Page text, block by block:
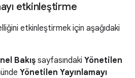
etkinleştirme
etkinleştirmek için aşağıdaki
Bakış sayfasındaki Yönetilen
Yönetilen Yayınlamayı